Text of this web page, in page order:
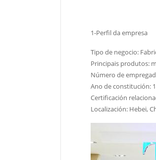
1-Perfil da empresa
Tipo de negocio:
Principais produtos:
Número de
Ano de constitución:
Certificación
Localización: Hebei,